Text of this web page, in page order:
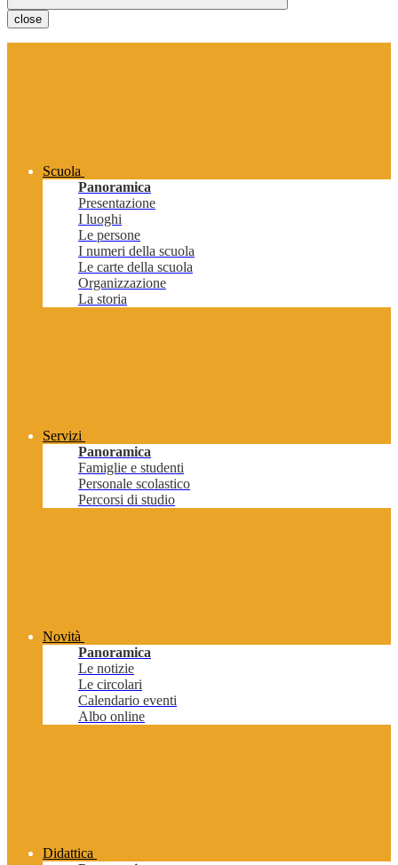
close
Scuola
Panoramica
Presentazione
I luoghi
Le persone
I numeri della scuola
Le carte della scuola
Organizzazione
La storia
Servizi
Panoramica
Famiglie e studenti
Personale scolastico
Percorsi di studio
Novità
Panoramica
Le notizie
Le circolari
Calendario eventi
Albo online
Didattica